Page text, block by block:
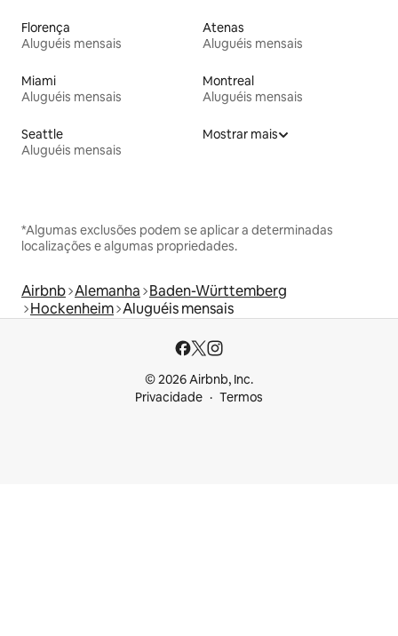
Florença
Aluguéis mensais
Atenas
Aluguéis mensais
Miami
Aluguéis mensais
Montreal
Aluguéis mensais
Seattle
Aluguéis mensais
Mostrar mais
*Algumas exclusões podem se aplicar a determinadas
localizações e algumas propriedades.
Airbnb Alemanha Baden-Württemberg
Hockenheim Aluguéis mensais
© 2026 Airbnb, Inc.
Privacidade
Termos